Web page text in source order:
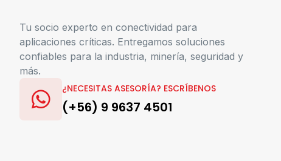
Tu socio experto en conectividad para
aplicaciones críticas. Entregamos soluciones
confiables para la industria, minería, seguridad y
más.
¿NECESITAS ASESORÍA? ESCRÍBENOS
(+56) 9 9637 4501